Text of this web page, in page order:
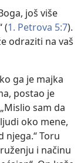
još više
(1. Petrova 5:7).
odraziti na vaš
ga je majka
postao je
sam da
oko mene,
njega.“ Toru
i načinu